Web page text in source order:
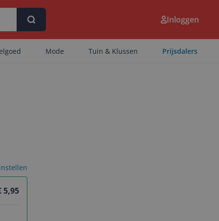
Inloggen
Mode Tuin & Klussen Prijsdalers
5,95